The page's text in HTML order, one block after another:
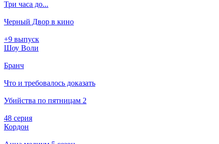
Три часа до...
Черный Двор в кино
+9 выпуск
Шоу Воли
Бранч
Что и требовалось доказать
Убийства по пятницам 2
48 серия
Кордон